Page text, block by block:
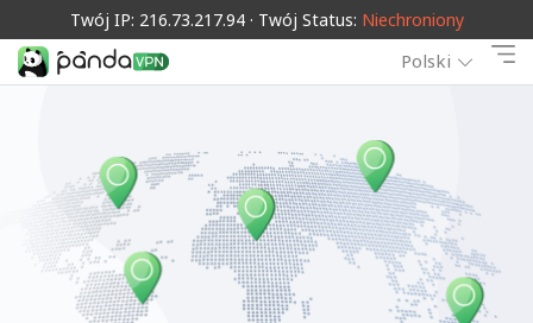
Twój IP: 216.73.217.94 · Twój Status: Niechroniony
Polski